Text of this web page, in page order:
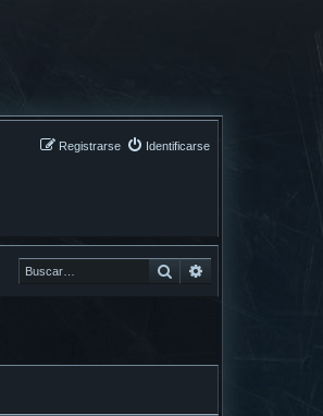
Identificarse
Registrarse
Buscar